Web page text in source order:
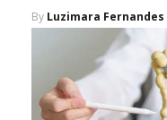
By Luzimara Fernandes